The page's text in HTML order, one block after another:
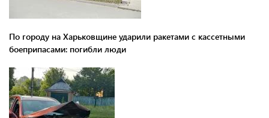
По городу на Харьковщине ударили ракетами с кассетными
боеприпасами: погибли люди